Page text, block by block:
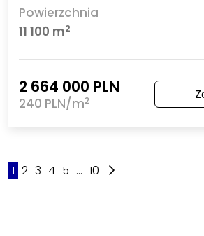
Powierzchnia
11 100 m2
2 664 000 PLN
240 PLN/m2
1 2 3 4 5 ... 10